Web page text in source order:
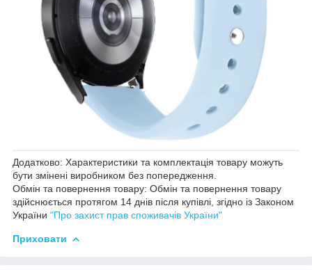
Додатково: Характеристики та комплектація товару можуть
бути змінені виробником без попередження.
Обмін та повернення товару: Обмін та повернення товару
здійснюється протягом 14 днів після купівлі, згідно із Законом
України "Про захист прав споживачів України"
Приховати